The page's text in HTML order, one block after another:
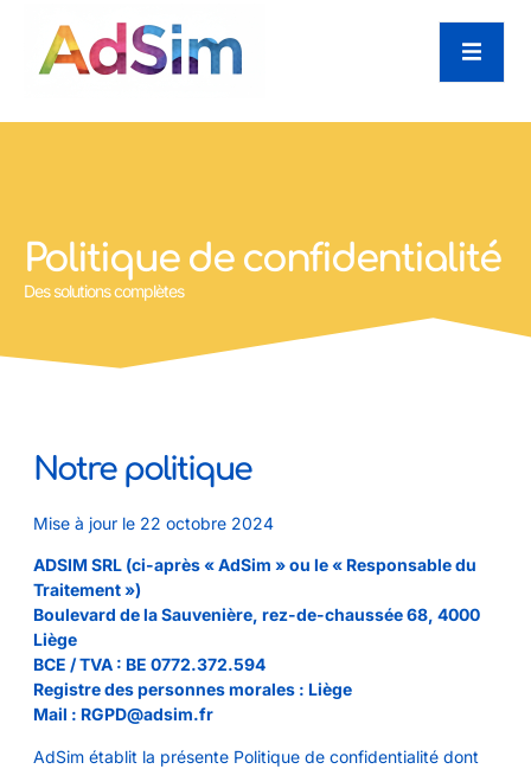
Politique de confidentialité
Des solutions complètes
Notre politique
Mise à jour le 22 octobre 2024
ADSIM SRL (ci-après « AdSim » ou le « Responsable du
Traitement »)
Boulevard de la Sauvenière, rez-de-chaussée 68, 4000
Liège
BCE / TVA : BE 0772.372.594
Registre des personnes morales : Liège
Mail : RGPD@adsim.fr
AdSim établit la présente Politique de confidentialité dont